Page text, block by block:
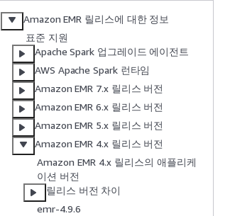
Amazon EMR 릴리스에 대한 정보
표준 지원
Apache Spark 업그레이드 에이전트
AWS Apache Spark 런타임
Amazon EMR 7.x 릴리스 버전
Amazon EMR 6.x 릴리스 버전
Amazon EMR 5.x 릴리스 버전
Amazon EMR 4.x 릴리스 버전
Amazon EMR 4.x 릴리스의 애플리케
이션 버전
릴리스 버전 차이
emr-4.9.6